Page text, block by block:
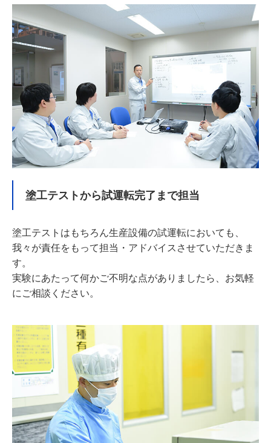
塗工テストから試運転完了まで担当
塗工テストはもちろん生産設備の試運転においても、
我々が責任をもって担当・アドバイスさせていただきま
す。
実験にあたって何かご不明な点がありましたら、お気軽
にご相談ください。